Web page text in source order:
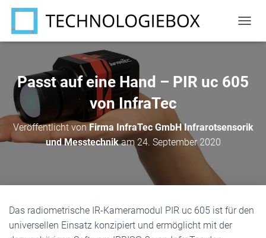
A
G
A
N
H
L
Passt auf eine Hand – PIR uc 605
von InfraTec
Veröffentlicht vonFirma InfraTec GmbH Infrarotsensorik
und Messtechnikam 24. September 2020
Das radiometrische IR-Kameramodul PIR uc 605 ist für den
universellen Einsatz konzipiert und ermöglicht mit der